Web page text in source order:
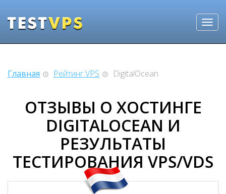
Главная Рейтинг VPS DigitalOcean
ОТЗЫВЫ О ХОСТИНГЕ
DIGITALOCEAN И
РЕЗУЛЬТАТЫ
ТЕСТИРОВАНИЯ VPS/VDS